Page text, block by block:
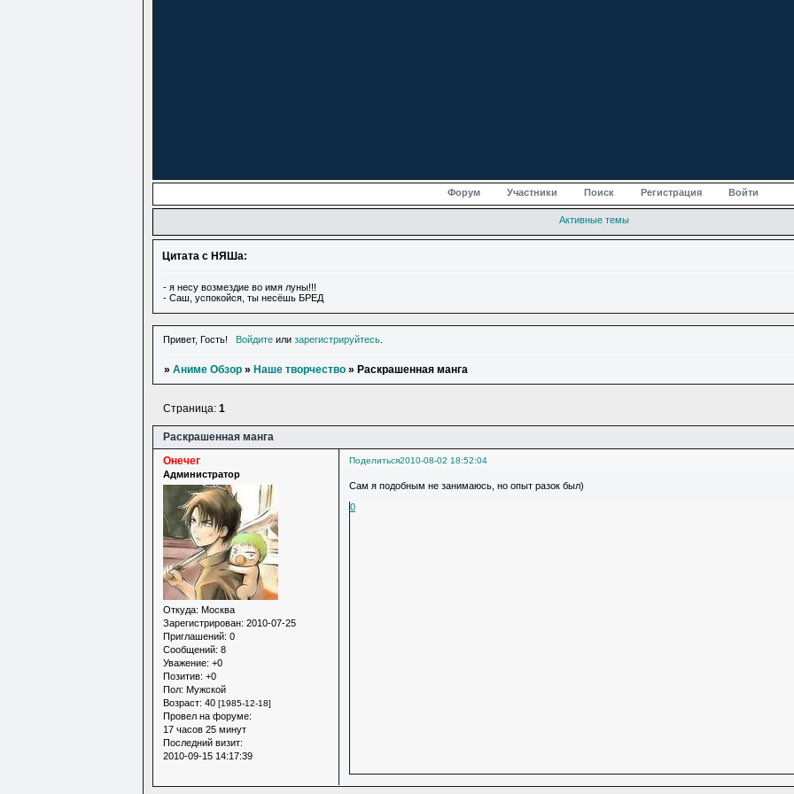
Форум Участники Поиск Регистрация Войти
Активные темы
Цитата с НЯШа:
- я несу возмездие во имя луны!!!
- Саш, успокойся, ты несёшь БРЕД
Привет, Гость! Войдитеили зарегистрируйтесь.
»Аниме Обзор »Наше творчество »Раскрашенная манга
Раскрашенная манга
Страница:1
Поделиться2010-08-02 18:52:04
Онечег
Администратор
Откуда: Москва
Зарегистрирован: 2010-07-25
Приглашений: 0
Сообщений: 8
Уважение: +0
Позитив: +0
Пол: Мужской
Возраст: 40 [1985-12-18]
Провел на форуме:
17 часов 25 минут
Последний визит:
2010-09-15 14:17:39
Сам я подобным не занимаюсь, но опыт разок был)
0